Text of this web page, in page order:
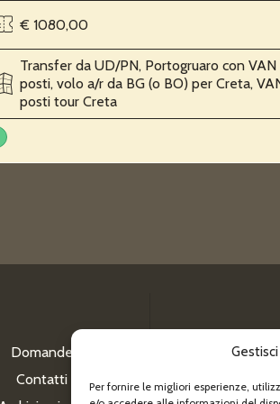
Per fornire le migliori esperienze,
€ 1080,00
Transfer da UD/PN, Portogruaro con VAN
posti, volo a/r da BG (o BO) per Creta,
posti tour Creta
Domande
Contatti